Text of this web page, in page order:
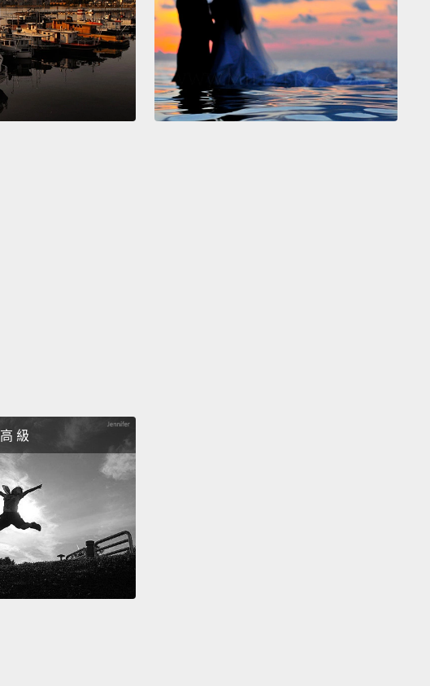
喔，原來你在這兒。
Uh-oh.
呃噢。
Don't worry about me. It's fun.
I could do a little sushi.
我可以做一點壽司。
Uh-oh.
呃噢。
I'm not in the mood for sushi.
我沒有很想吃壽司耶。
高 級